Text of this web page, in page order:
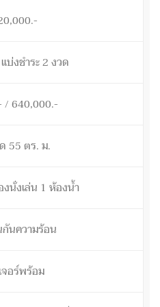
บ่งชำระ 2 งวด
/ 640,000.-
55 ตร. ม.
นั่งเล่น 1 ห้องน้ำ
นความร้อน
จอร์พร้อม